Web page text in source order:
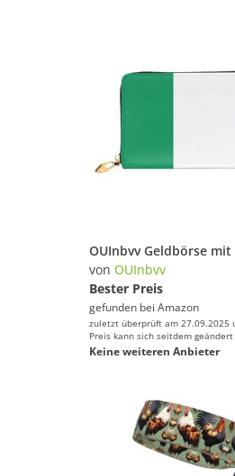
von OUInbvv
Bester Preis
gefunden bei Amazon
zuletzt überprüft am 27.09.2025
Preis kann sich seitdem geändert
Keine weiteren Anbieter